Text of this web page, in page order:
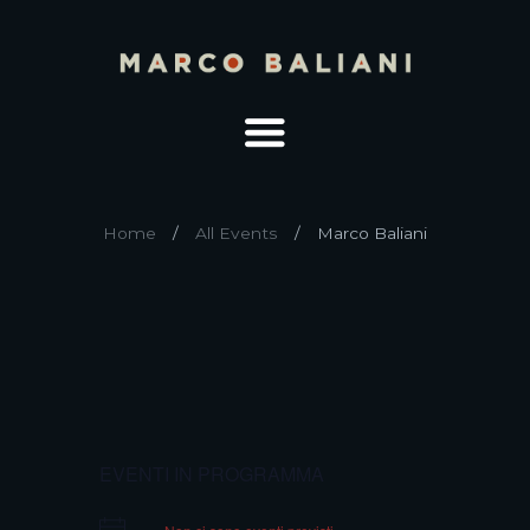
Home All Events Marco Baliani